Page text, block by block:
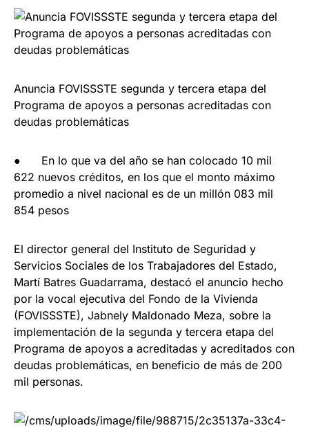
Anuncia FOVISSSTE segunda y tercera etapa del
Programa de apoyos a personas acreditadas con
deudas problemáticas
● En lo que va del año se han colocado 10 mil
622 nuevos créditos, en los que el monto máximo
promedio a nivel nacional es de un millón 083 mil
854 pesos
El director general del Instituto de Seguridad y
Servicios Sociales de los Trabajadores del Estado,
Martí Batres Guadarrama, destacó el anuncio hecho
por la vocal ejecutiva del Fondo de la Vivienda
(FOVISSSTE), Jabnely Maldonado Meza, sobre la
implementación de la segunda y tercera etapa del
Programa de apoyos a acreditadas y acreditados con
deudas problemáticas, en beneficio de más de 200
mil personas.